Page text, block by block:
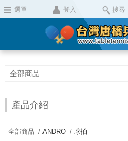
選單 登入 搜尋
全部商品
產品介紹
全部商品 /ANDRO /球拍